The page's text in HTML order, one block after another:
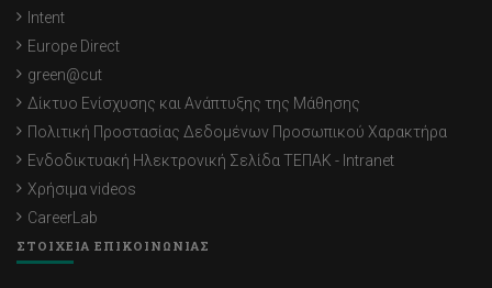
Intent
Europe Direct
green@cut
Δίκτυο Ενίσχυσης και Ανάπτυξης της Μάθησης
Πολιτική Προστασίας Δεδομένων Προσωπικού Χαρακτήρα
Ενδοδικτυακή Ηλεκτρονική Σελίδα ΤΕΠΑΚ - Intranet
Χρήσιμα videos
CareerLab
ΣΤΟΙΧΕΙΑ ΕΠΙΚΟΙΝΩΝΙΑΣ